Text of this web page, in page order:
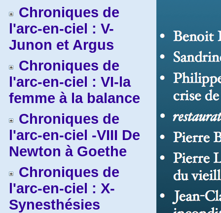
Chroniques de
l'arc-en-ciel : V-
Junon et Argus
Chroniques de
l'arc-en-ciel : VI-la
femme à la balance
Chroniques de
l'arc-en-ciel -VIII De
Newton à Goethe
Chroniques de
l'arc-en-ciel : X-
Synesthésies